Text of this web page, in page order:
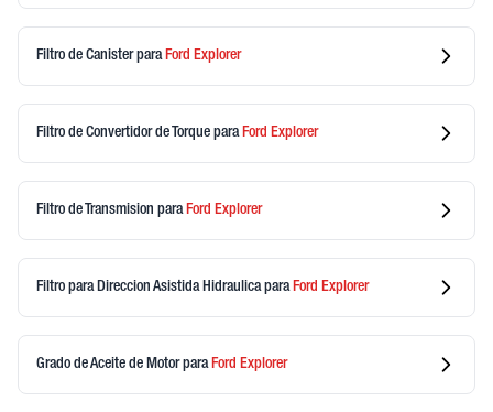
Filtro de Canisterpara Ford Explorer
Filtro de Convertidor de Torque para Ford Explorer
Filtro de Transmision para Ford Explorer
Filtro para Direccion Asistida Hidraulicapara Ford Explorer
Grado de Aceite de Motorpara Ford Explorer